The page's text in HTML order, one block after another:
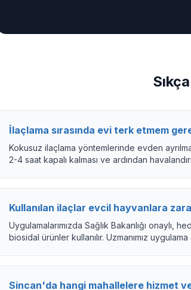
İlaçlama sırasında evi terk etmem
Kokusuz ilaçlama yöntemlerinde evden
2-4 saat kapalı kalması ve ardından
Kullanılan ilaçlar evcil hayvanlara
Uygulamalarımızda Sağlık Bakanlığı onaylı,
biosidal ürünler kullanılır. Uzmanımız
Sincan'da hangi mahallelere hizmet